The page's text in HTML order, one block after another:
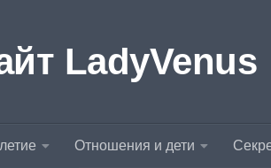
LadyVenus
Отношения и дети